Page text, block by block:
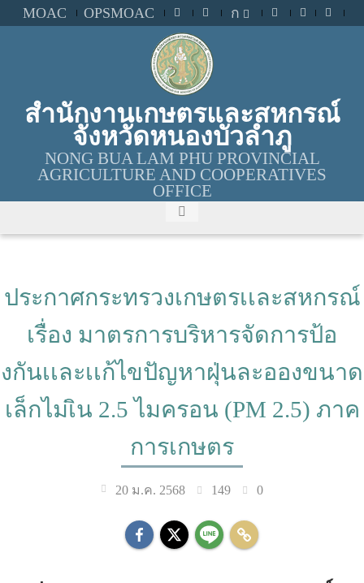
MOAC OPSMOAC ก
สำนักงานเกษตรและสหกรณ์
จังหวัดหนองบัวลำภู
NONG BUA LAM PHU PROVINCIAL
AGRICULTURE AND COOPERATIVES
OFFICE
ประกาศกระทรวงเกษตรเเละสหกรณ์
เรื่อง มาตรการบริหารจัดการป้อ
งกันเเละเเก้ไขปัญหาฝุ่นละอองขนาด
เล็กไม่เิน 2.5 ไมครอน (PM 2.5) ภาค
การเกษตร
20 ม.ค. 2568 149 0